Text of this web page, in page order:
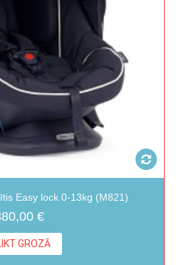
Easy lock 0-13kg (M821)
€
GROZĀ